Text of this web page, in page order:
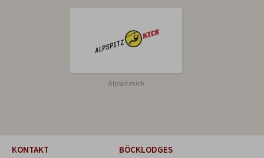
Alpspitzkick
KONTAKT
BÖCKLODGES